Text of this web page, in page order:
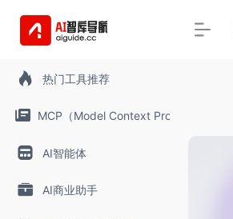
热门工具推荐
MCP（Model Context Protocol）
AI智能体
AI商业助手